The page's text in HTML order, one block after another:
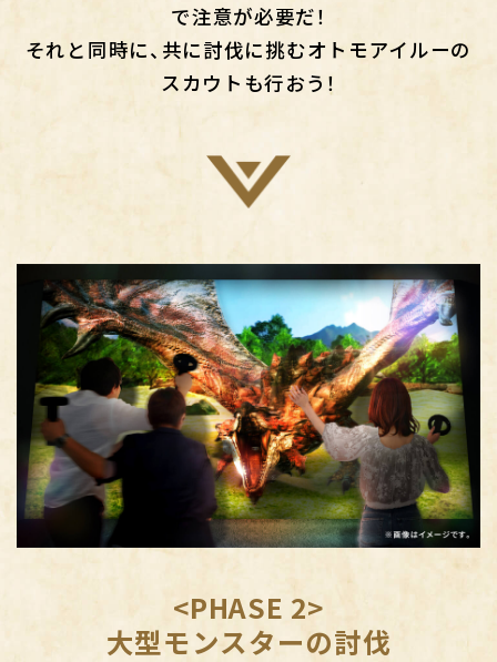
で注意が必要だ！
それと同時に、共に討伐に挑むオトモアイルーの
スカウトも行おう！
<PHASE 2>
大型モンスターの討伐